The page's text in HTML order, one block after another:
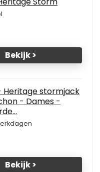
Bekijk >
Heritage stormjack
- Dames -
Bekijk >